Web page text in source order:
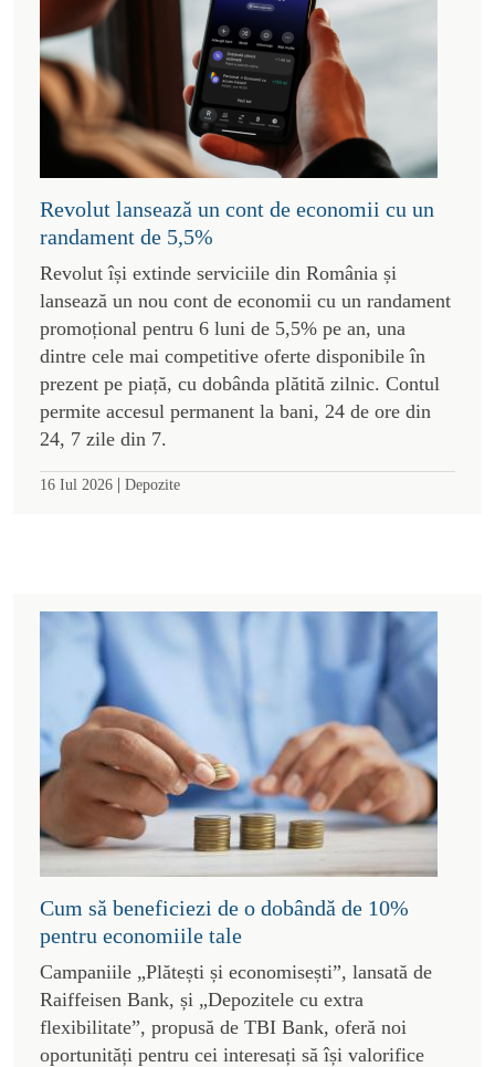
Revolut lansează un cont de economii cu un
randament de 5,5%
Revolut își extinde serviciile din România și
lansează un nou cont de economii cu un randament
promoțional pentru 6 luni de 5,5% pe an, una
dintre cele mai competitive oferte disponibile în
prezent pe piață, cu dobânda plătită zilnic. Contul
permite accesul permanent la bani, 24 de ore din
24, 7 zile din 7.
16 Iul 2026 | Depozite
Cum să beneficiezi de o dobândă de 10%
pentru economiile tale
Campaniile „Plătești și economisești”, lansată de
Raiffeisen Bank, și „Depozitele cu extra
flexibilitate”, propusă de TBI Bank, oferă noi
oportunități pentru cei interesați să își valorifice